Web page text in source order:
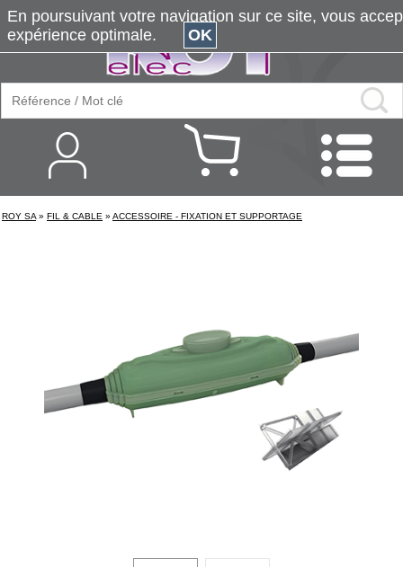
ROY SA » FIL & CABLE » ACCESSOIRE - FIXATION ET SUPPORTAGE
En poursuivant votre navigation sur ce site, vous
expérience optimale.
OK